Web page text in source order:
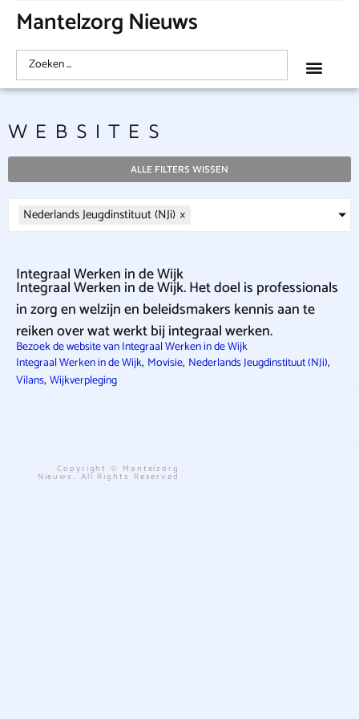
Mantelzorg Nieuws
WEBSITES
ALLE FILTERS WISSEN
Nederlands Jeugdinstituut (NJi) ×
Integraal Werken in de Wijk
Integraal Werken in de Wijk. Het doel is professionals
in zorg en welzijn en beleidsmakers kennis aan te
reiken over wat werkt bij integraal werken.
Bezoek de website van Integraal Werken in de Wijk
Integraal Werken in de Wijk, Movisie, Nederlands Jeugdinstituut (NJi),
Vilans, Wijkverpleging
Copyright © Mantelzorg
Nieuws. All Rights Reserved